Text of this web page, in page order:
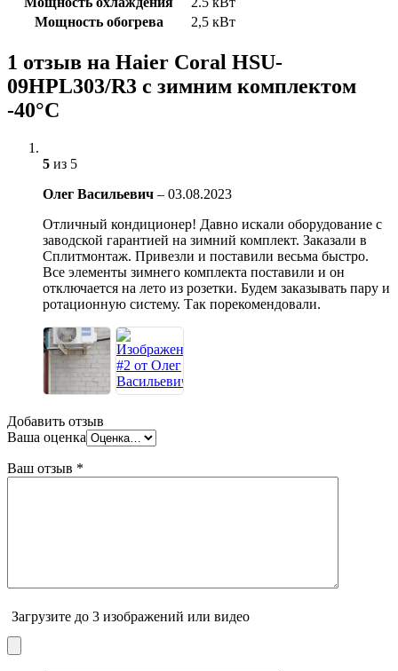
Мощность обогрева
2,5 кВт
1 отзыв на Haier Coral HSU-
09HPL303/R3 с зимним комплектом
-40°C
5 из 5
Олег Васильевич – 03.08.2023
Отличный кондиционер! Давно искали оборудование с
заводской гарантией на зимний комплект. Заказали в
Сплитмонтаж. Привезли и поставили весьма быстро.
Все элементы зимнего комплекта поставили и он
отключается на лето из розетки. Будем заказывать пару и
ротационную систему. Так порекомендовали.
Добавить отзыв
Ваша оценка
Ваш отзыв *
Загрузите до 3 изображений или видео